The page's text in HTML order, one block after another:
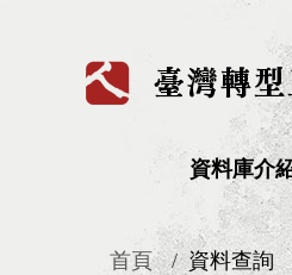
資料庫介
首頁 資料查詢